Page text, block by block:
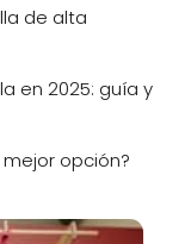
de alta
en 2025: guía y
mejor opción?